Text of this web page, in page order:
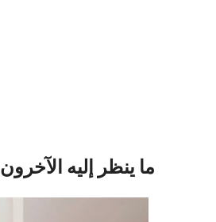
ما ينظر إليه الآخرون